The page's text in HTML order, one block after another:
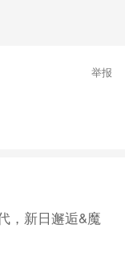
举报
，新日邂逅&魔